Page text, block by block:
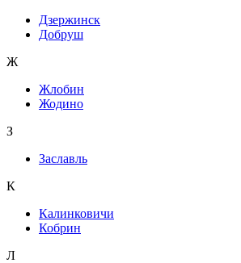
Дзержинск
Добруш
Ж
Жлобин
Жодино
З
Заславль
К
Калинковичи
Кобрин
Л